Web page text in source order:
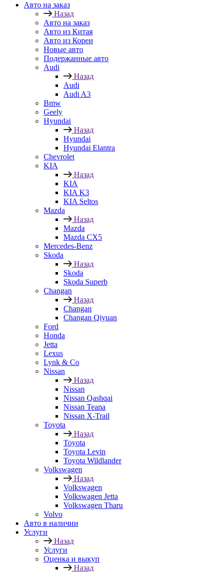
Авто на заказ
Назад
Авто на заказ
Авто из Китая
Авто из Кореи
Новые авто
Подержанные авто
Audi
Назад
Audi
Audi A3
Bmw
Geely
Hyundai
Назад
Hyundai
Hyundai Elantra
Chevrolet
KIA
Назад
KIA
KIA K3
KIA Seltos
Mazda
Назад
Mazda
Mazda CX5
Mercedes-Benz
Skoda
Назад
Skoda
Skoda Superb
Changan
Назад
Changan
Changan Qiyuan
Ford
Honda
Jetta
Lexus
Lynk & Co
Nissan
Назад
Nissan
Nissan Qashqai
Nissan Teana
Nissan X-Trail
Toyota
Назад
Toyota
Toyota Levin
Toyota Wildlander
Volkswagen
Назад
Volkswagen
Volkswagen Jetta
Volkswagen Tharu
Volvo
Авто в наличии
Услуги
Назад
Услуги
Оценка и выкуп
Назад